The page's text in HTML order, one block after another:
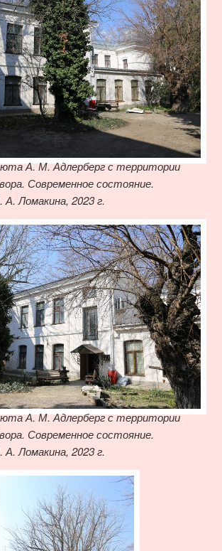
А. М. Адлерберг с территории
Современное состояние.
Ломакина, 2023 г.
А. М. Адлерберг с территории
Современное состояние.
Ломакина, 2023 г.